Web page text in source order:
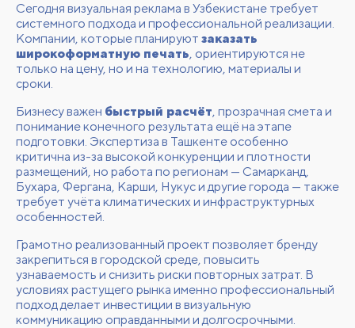
Сегодня визуальная реклама в Узбекистане требует
системного подхода и профессиональной реализации.
Компании, которые планируют заказать
широкоформатную печать, ориентируются не
только на цену, но и на технологию, материалы и
сроки.
Бизнесу важен быстрый расчёт, прозрачная смета и
понимание конечного результата ещё на этапе
подготовки. Экспертиза в Ташкенте особенно
критична из-за высокой конкуренции и плотности
размещений, но работа по регионам — Самарканд,
Бухара, Фергана, Карши, Нукус и другие города — также
требует учёта климатических и инфраструктурных
особенностей.
Грамотно реализованный проект позволяет бренду
закрепиться в городской среде, повысить
узнаваемость и снизить риски повторных затрат. В
условиях растущего рынка именно профессиональный
подход делает инвестиции в визуальную
коммуникацию оправданными и долгосрочными.